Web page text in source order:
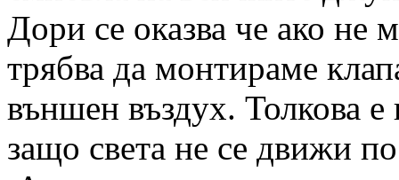
Дори се оказва че ако не
трябва да монтираме
външен въздух. Толкова е
защо света не се движи